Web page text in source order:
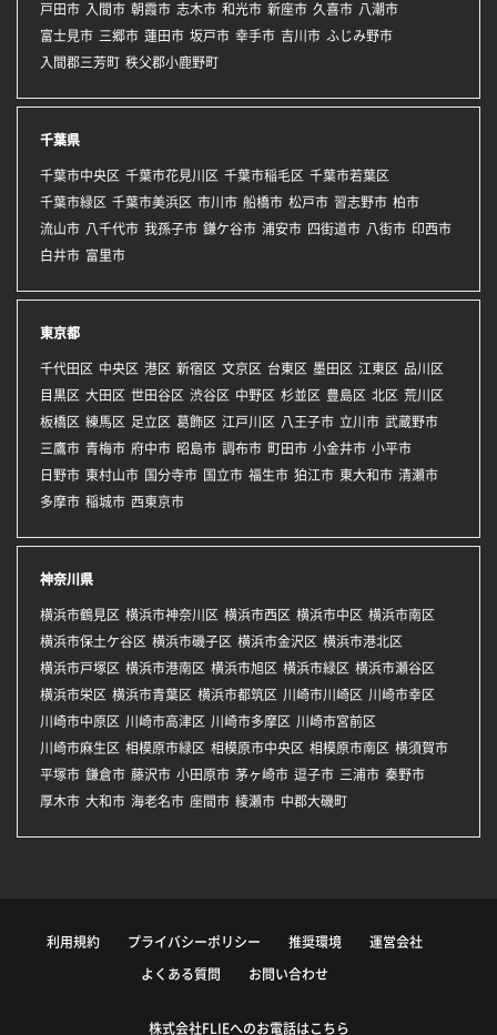
戸田市 入間市 朝霞市 志木市 和光市 新座市 久喜市 八潮市
富士見市 三郷市 蓮田市 坂戸市 幸手市 吉川市 ふじみ野市
入間郡三芳町 秩父郡小鹿野町
千葉県
千葉市中央区 千葉市花見川区 千葉市稲毛区 千葉市若葉区
千葉市緑区 千葉市美浜区 市川市 船橋市 松戸市 習志野市 柏市
流山市 八千代市 我孫子市 鎌ケ谷市 浦安市 四街道市 八街市 印西市
白井市 富里市
東京都
千代田区 中央区 港区 新宿区 文京区 台東区 墨田区 江東区 品川区
目黒区 大田区 世田谷区 渋谷区 中野区 杉並区 豊島区 北区 荒川区
板橋区 練馬区 足立区 葛飾区 江戸川区 八王子市 立川市 武蔵野市
三鷹市 青梅市 府中市 昭島市 調布市 町田市 小金井市 小平市
日野市 東村山市 国分寺市 国立市 福生市 狛江市 東大和市 清瀬市
多摩市 稲城市 西東京市
神奈川県
横浜市鶴見区 横浜市神奈川区 横浜市西区 横浜市中区 横浜市南区
横浜市保土ケ谷区 横浜市磯子区 横浜市金沢区 横浜市港北区
横浜市戸塚区 横浜市港南区 横浜市旭区 横浜市緑区 横浜市瀬谷区
横浜市栄区 横浜市青葉区 横浜市都筑区 川崎市川崎区 川崎市幸区
川崎市中原区 川崎市高津区 川崎市多摩区 川崎市宮前区
川崎市麻生区 相模原市緑区 相模原市中央区 相模原市南区 横須賀市
平塚市 鎌倉市 藤沢市 小田原市 茅ヶ崎市 逗子市 三浦市 秦野市
厚木市 大和市 海老名市 座間市 綾瀬市 中郡大磯町
利用規約 プライバシーポリシー 推奨環境 運営会社
よくある質問 お問い合わせ
株式会社FLIEへのお電話はこちら